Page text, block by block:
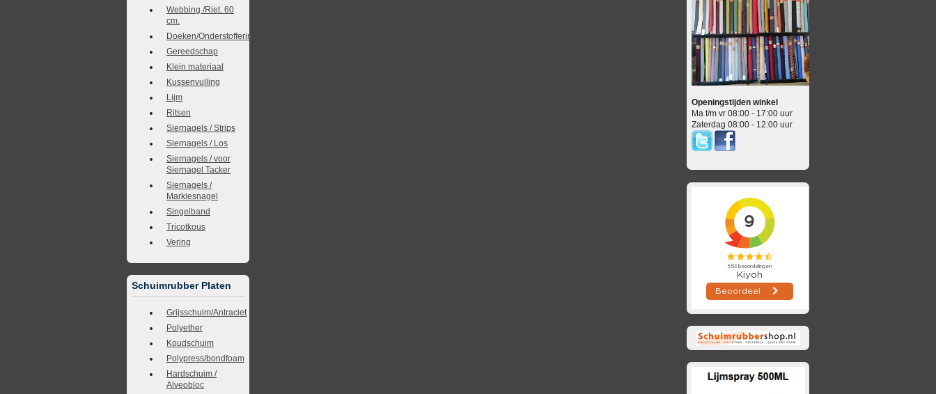
Webbing /Riet. 60
cm.
Doeken/Onderstoffering
Gereedschap
Klein materiaal
Kussenvulling
Lijm
Ritsen
Siernagels / Strips
Siernagels / Los
Siernagels / voor
Siernagel Tacker
Siernagels /
Markiesnagel
Singelband
Tricotkous
Vering
Schuimrubber Platen
Grijsschuim/Antraciet
Polyether
Koudschuim
Polypress/bondfoam
Hardschuim /
Alveobloc
Openingstijden winkel
Ma t/m vr 08:00 - 17:00 uur
Zaterdag 08:00 - 12:00 uur